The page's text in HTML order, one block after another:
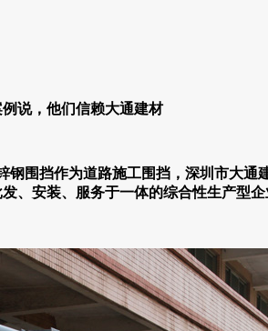
挡作为道路施工围挡，深圳市大通
、安装、服务于一体的综合性生产型